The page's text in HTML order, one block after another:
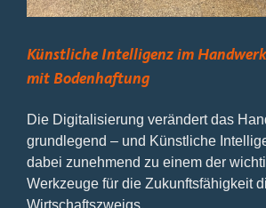
Künstliche Intelligenz im
mit Bodenhaftung
Die Digitalisierung verändert das
grundlegend – und Künstliche
dabei zunehmend zu einem der
Werkzeuge für die Zukunftsfähigkeit
Wirtschaftszweigs.